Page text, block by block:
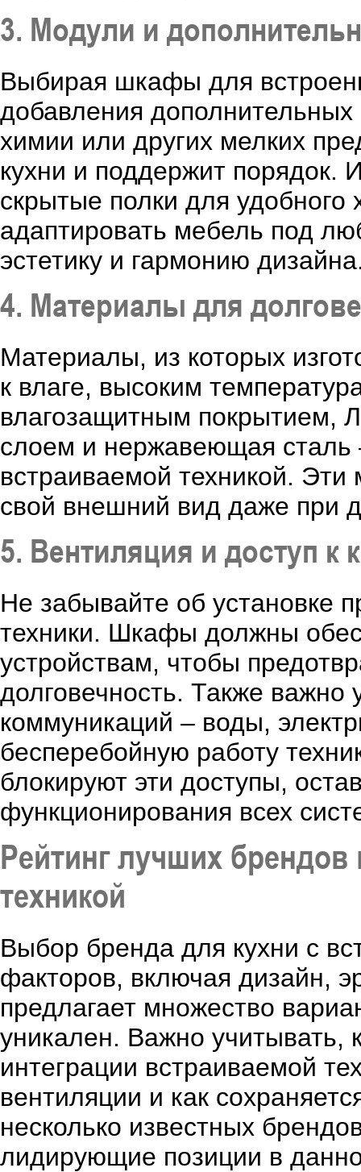
3. Модули и
Выбирая шкафы для
добавления
химии или других мелких
кухни и поддержит
скрытые полки для
адаптировать мебель под
эстетику и гармонию
4. Материалы для
Материалы, из которых
к влаге, высоким
влагозащитным
слоем и нержавеющая сталь
встраиваемой техникой.
свой внешний вид даже при
5. Вентиляция и доступ к
Не забывайте об установке
техники. Шкафы должны
устройствам, чтобы
долговечность. Также важно
коммуникаций – воды,
бесперебойную работу
блокируют эти доступы,
функционирования всех
Рейтинг лучших
техникой
Выбор бренда для кухни с
факторов, включая дизайн,
предлагает множество
уникален. Важно учитывать,
интеграции встраиваемой
вентиляции и как
несколько известных
лидирующие позиции в